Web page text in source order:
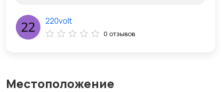
Местоположение
220volt
0 отзывов